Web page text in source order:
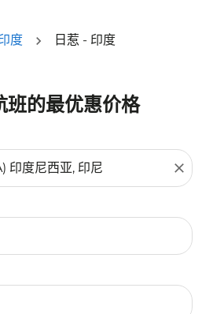
度 日惹 - 印度
班的最优惠价格
close